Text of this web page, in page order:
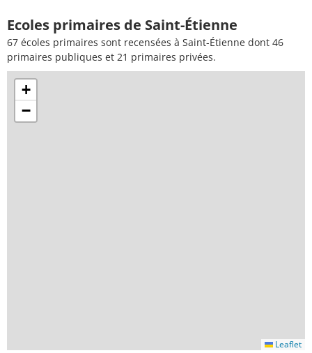
Ecoles primaires de Saint-Étienne
67 écoles primaires sont recensées à Saint-Étienne dont 46
primaires publiques et 21 primaires privées.
+
−
Leaflet